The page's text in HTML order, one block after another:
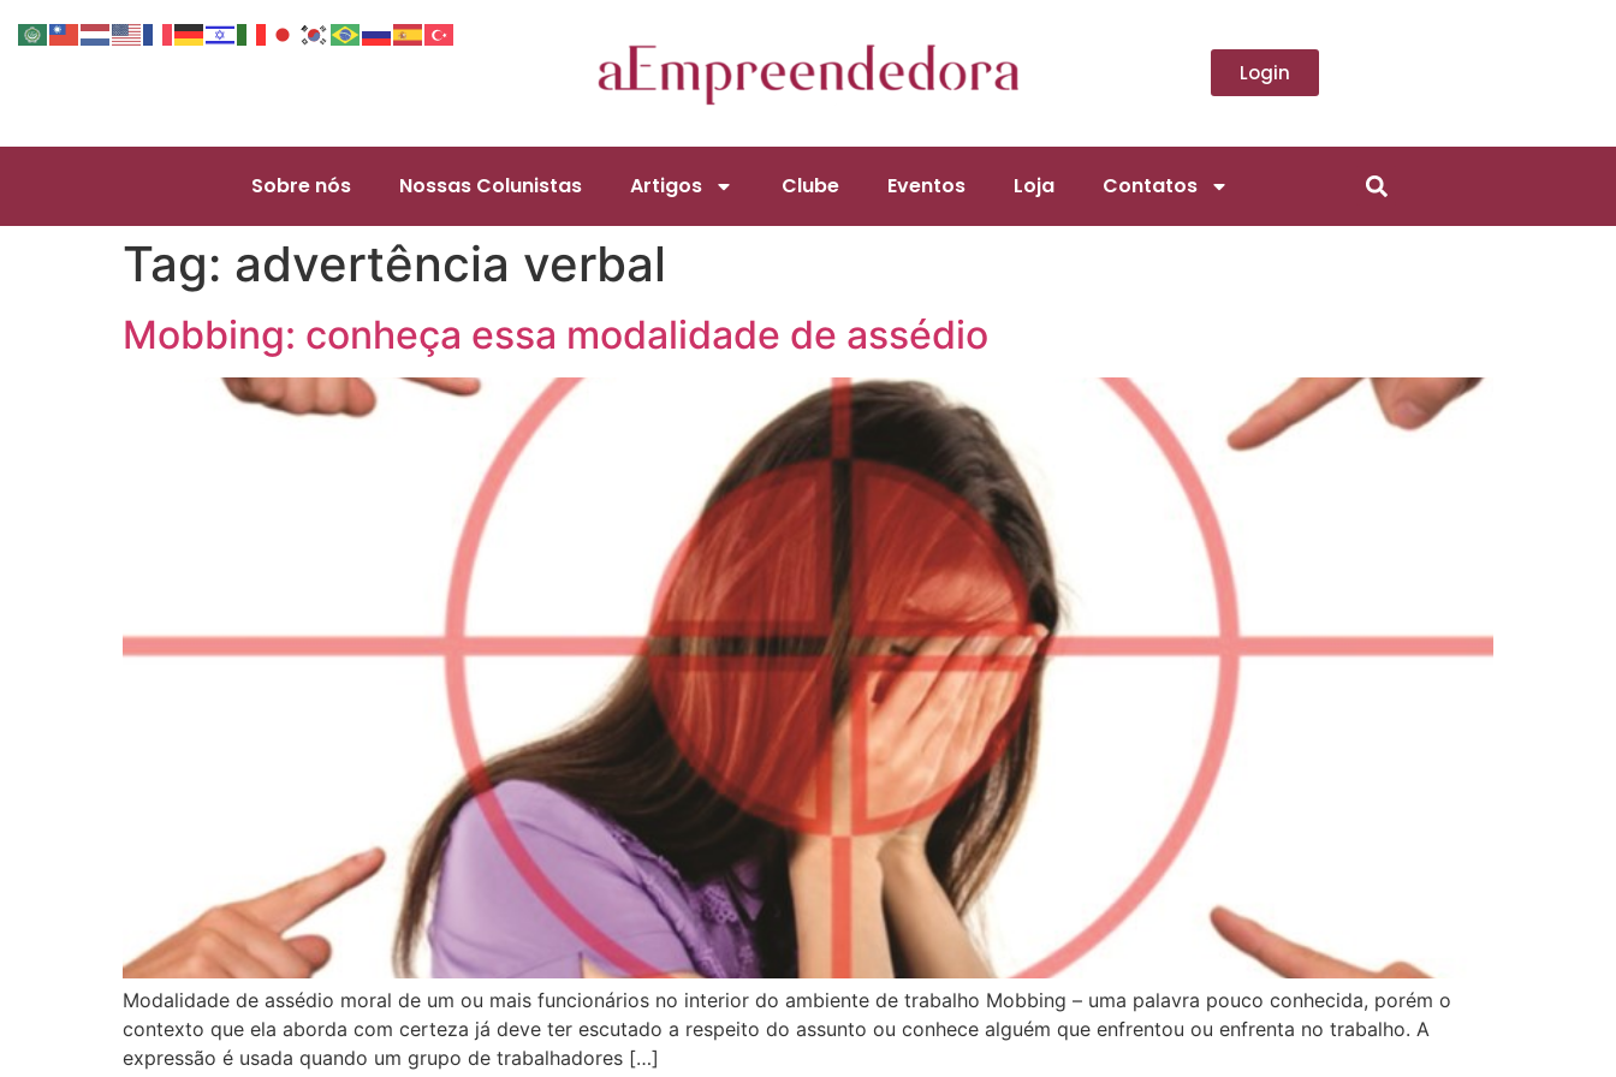
Login
Sobre nós Nossas Colunistas Artigos Clube Eventos Loja Contatos
Tag: advertência verbal
Mobbing: conheça essa modalidade de assédio
Modalidade de assédio moral de um ou mais funcionários no interior do ambiente de trabalho Mobbing – uma palavra pouco conhecida, porém o
contexto que ela aborda com certeza já deve ter escutado a respeito do assunto ou conhece alguém que enfrentou ou enfrenta no trabalho. A
expressão é usada quando um grupo de trabalhadores […]